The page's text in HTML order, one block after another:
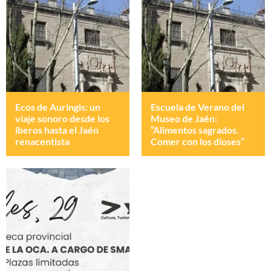
Ecos de Auringis: un
viaje sonoro desde los
íberos hasta el Jaén
renacentista
Escuela de Verano del
Museo de Jaén:
“Alimentos sagrados.
Comer con los dioses”